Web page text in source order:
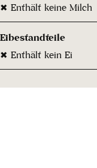
✖ Enthält keine Milch
Eibestandteile
✖ Enthält kein Ei